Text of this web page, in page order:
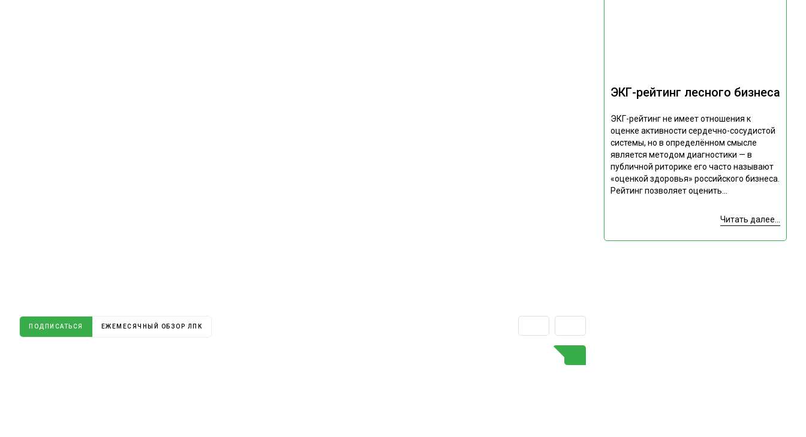
ЭКГ-рейтинг лесного бизнеса
ЭКГ-рейтинг не имеет отношения к
оценке активности сердечно-сосудистой
системы, но в определённом смысле
является методом диагностики — в
публичной риторике его часто называют
«оценкой здоровья» российского бизнеса.
Рейтинг позволяет оценить...
Читать далее...
ПОДПИСАТЬСЯ ЕЖЕМЕСЯЧНЫЙ ОБЗОР ЛПК